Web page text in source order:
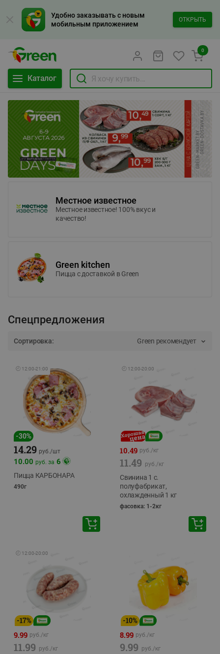
Удобно заказывать с новым
мобильным приложением
ОТКРЫТЬ
Каталог
0
Местное известное
Местное известное! 100% вкус и
качество!
Green kitchen
Пицца c доставкой в Green
Спецпредложения
Сортировка: Green рекомендует
🕘 12:00-21:00
-30%
14.29 руб./шт
10.00 руб. за 6
Пицца КАРБОНАРА
490г
🕘 12:00-20:00
10.49 руб./кг
11.49 руб./кг
Свинина 1 с.
полуфабрикат,
охлажденный 1 кг
фасовка: 1-2кг
🕘 12:00-20:00
-17%
9.99 руб./кг
11.99 руб./кг
-10%
8.99 руб./кг
9.99 руб./кг